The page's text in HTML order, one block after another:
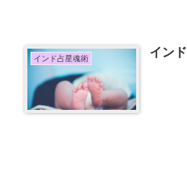
インド占星魂術 イン